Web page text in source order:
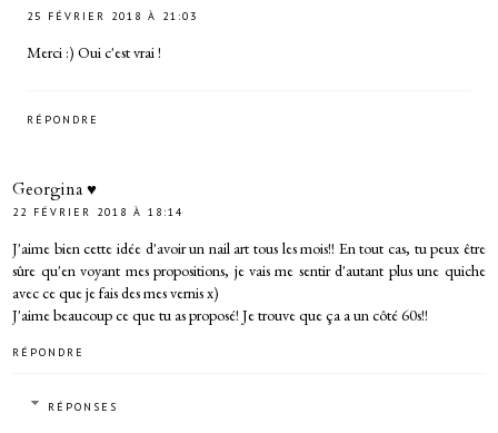
25 FÉVRIER 2018 À 21:03
Merci :) Oui c'est vrai !
RÉPONDRE
Georgina ♥
22 FÉVRIER 2018 À 18:14
J'aime bien cette idée d'avoir un nail art tous les mois!! En tout cas, tu peux être
sûre qu'en voyant mes propositions, je vais me sentir d'autant plus une quiche
avec ce que je fais des mes vernis x)
J'aime beaucoup ce que tu as proposé! Je trouve que ça a un côté 60s!!
RÉPONDRE
RÉPONSES